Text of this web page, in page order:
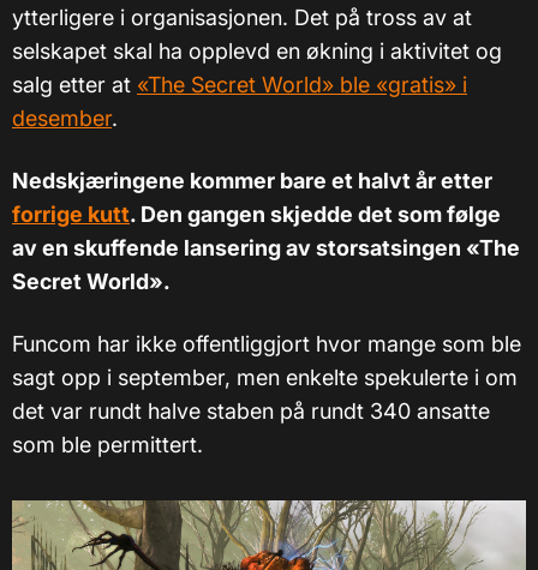
ytterligere i organisasjonen. Det på tross av at
selskapet skal ha opplevd en økning i aktivitet og
salg etter at «The Secret World» ble «gratis» i
desember.
Nedskjæringene kommer bare et halvt år etter
forrige kutt. Den gangen skjedde det som følge
av en skuffende lansering av storsatsingen «The
Secret World».
Funcom har ikke offentliggjort hvor mange som ble
sagt opp i september, men enkelte spekulerte i om
det var rundt halve staben på rundt 340 ansatte
som ble permittert.